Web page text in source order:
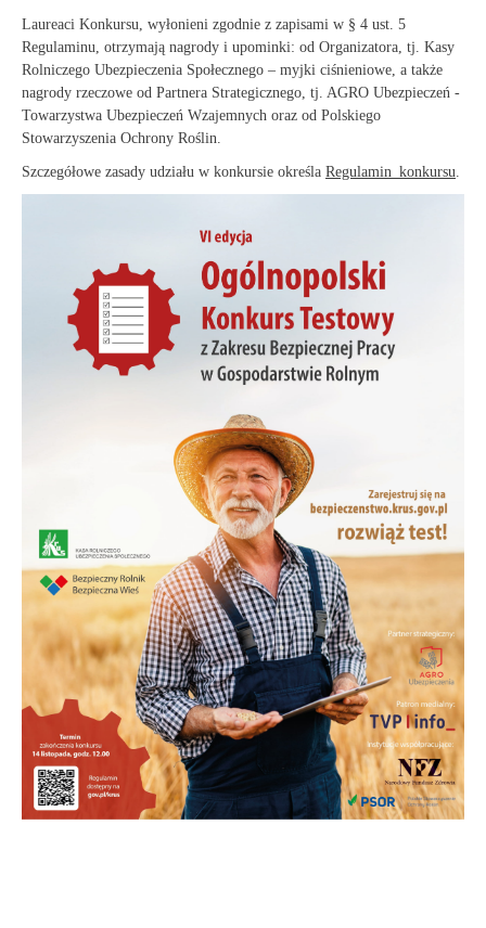
Laureaci Konkursu, wyłonieni zgodnie z zapisami w § 4 ust. 5
Regulaminu, otrzymają nagrody i upominki: od Organizatora, tj. Kasy
Rolniczego Ubezpieczenia Społecznego – myjki ciśnieniowe, a także
nagrody rzeczowe od Partnera Strategicznego, tj. AGRO Ubezpieczeń -
Towarzystwa Ubezpieczeń Wzajemnych oraz od Polskiego
Stowarzyszenia Ochrony Roślin.
Szczegółowe zasady udziału w konkursie określa Regulamin_konkursu.